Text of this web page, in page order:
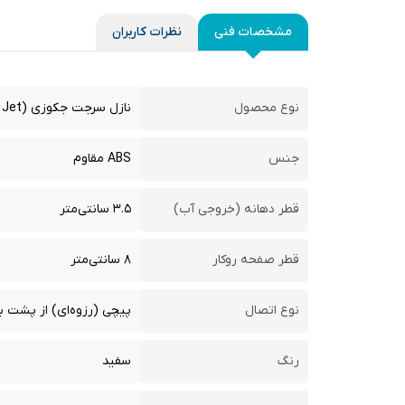
مشخصات فنی نظرات کاربران
نوع محصول نازل سرجت جکوزی (Surge Jet)
جنس ABS مقاوم
قطر دهانه (خروجی آب) ۳.۵ سانتی‌متر
قطر صفحه روکار ۸ سانتی‌متر
نوع اتصال پیچی (رزوه‌ای) از پشت
رنگ سفید